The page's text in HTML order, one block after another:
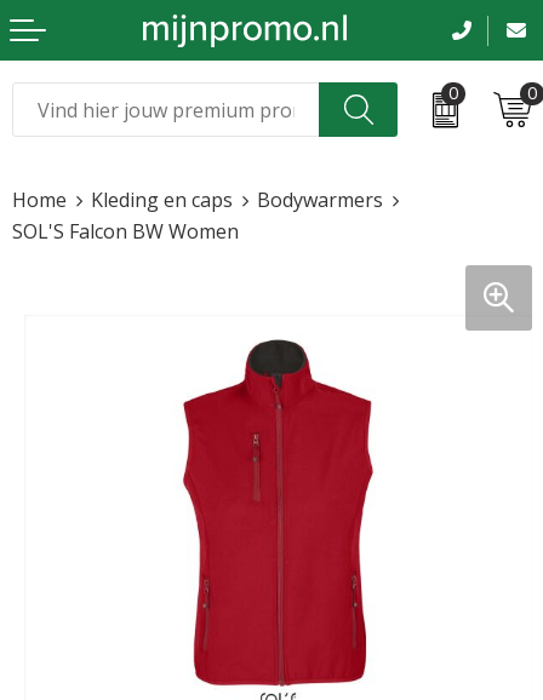
0 0
Kleding & caps
Tassen en reizen
Beurs en evenementen
Bloemen en planten
Sinterklaas
Home Kleding en caps
Bodywarmers
SOL'S Falcon BW Women